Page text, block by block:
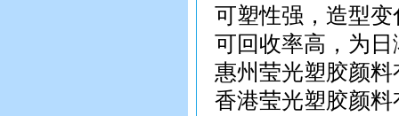
可塑性强，造型
可回收率高，为
惠州莹光塑胶颜料
香港莹光塑胶颜料